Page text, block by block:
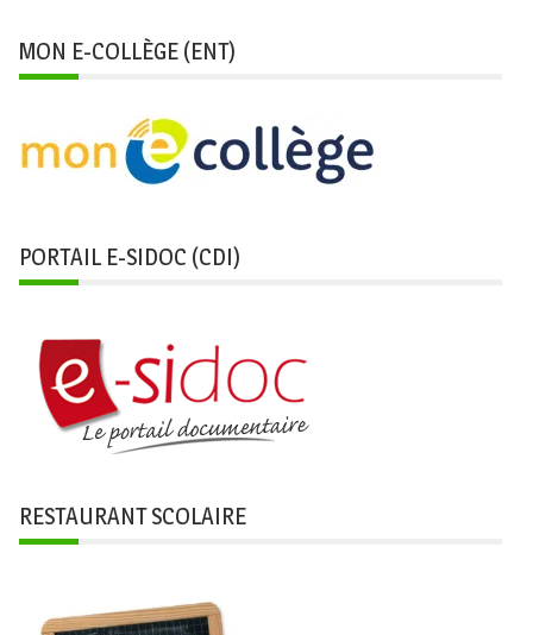
MON E-COLLÈGE (ENT)
PORTAIL E-SIDOC (CDI)
RESTAURANT SCOLAIRE